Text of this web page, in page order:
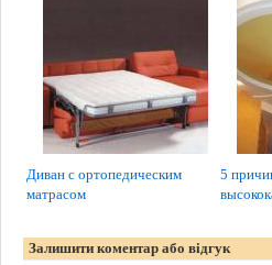
Диван с ортопедическим
матрасом
5
Залишити коментар або відгук